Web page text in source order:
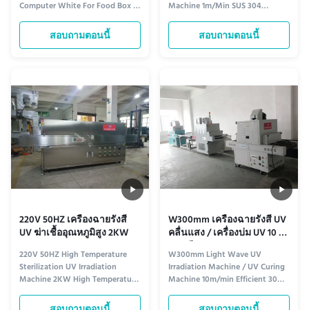
Computer White For Food Box or
Clothing or Board Mesh Belt
Computer White/Grass Green
Efficient 30W Tube Light Wave
300AL UV sterilization machine
is designed for efficient
sterilization of ...
สอบถามตอนนี้
Machine 1m/Min SUS 304
Stainless Steel Mesh Belt
Efficient 30W Tube Light Wave
Irradiation Sterilizer Advanced
control in industrial applications.
Technical Specifications
Specification ...
สอบถามตอนนี้
220V 50HZ เครื่องฉายรังสี
UV ฆ่าเชื้ออุณหภูมิสูง 2KW
220V 50HZ High Temperature
Sterilization UV Irradiation
Machine 2KW High Temperature
Sterilization 50 UV Lamp Light
Wave Irradiation OSM-UVC50-
W300mm เครื่องฉายรังสี UV
คลื่นแสง / เครื่องบ่ม UV 10 ม.
/ นาที
W300mm Light Wave UV
Irradiation Machine / UV Curing
Machine 10m/min Efficient 30W
tube light wave irradiation
sterilizer designed for industrial